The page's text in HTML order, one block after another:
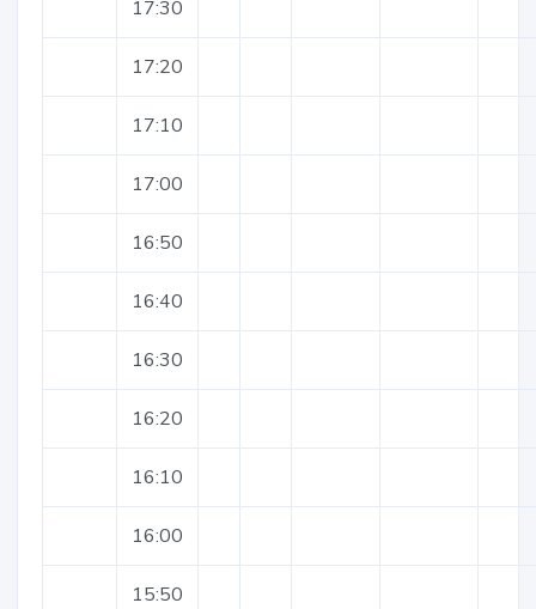
17:30
17:20
17:10
17:00
16:50
16:40
16:30
16:20
16:10
16:00
15:50